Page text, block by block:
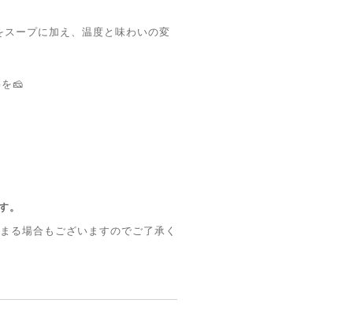
ープに加え、温度と味わいの変
🧀
。
る場合もございますのでご了承く